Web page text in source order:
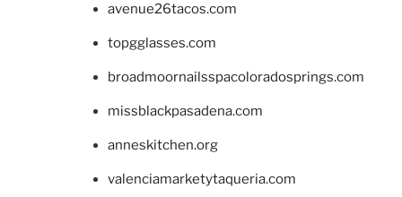
avenue26tacos.com
topgglasses.com
broadmoornailsspacoloradosprings.com
missblackpasadena.com
anneskitchen.org
valenciamarketytaqueria.com